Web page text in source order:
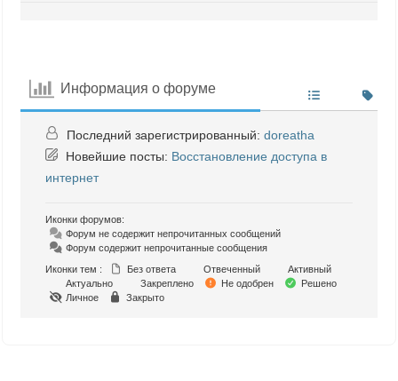
Информация о форуме
Последний зарегистрированный:doreatha
Новейшие посты: Восстановление доступа в
интернет
Иконки форумов:
Форум не содержит непрочитанных сообщений
Форум содержит непрочитанные сообщения
Иконки тем :
Без ответа Отвеченный
Активный
Актуально
Закреплено Не одобрен
Решено
Личное
Закрыто